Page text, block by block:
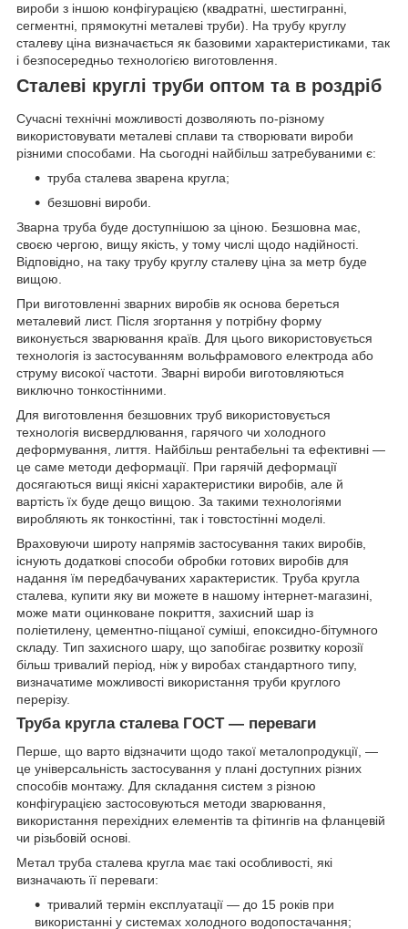
вироби з іншою конфігурацією (квадратні, шестигранні,
сегментні, прямокутні металеві труби). На трубу круглу
сталеву ціна визначається як базовими характеристиками, так
і безпосередньо технологією виготовлення.
Сталеві круглі труби оптом та в роздріб
Сучасні технічні можливості дозволяють по-різному
використовувати металеві сплави та створювати вироби
різними способами. На сьогодні найбільш затребуваними є:
труба сталева зварена кругла;
безшовні вироби.
Зварна труба буде доступнішою за ціною. Безшовна має,
своєю чергою, вищу якість, у тому числі щодо надійності.
Відповідно, на таку трубу круглу сталеву ціна за метр буде
вищою.
При виготовленні зварних виробів як основа береться
металевий лист. Після згортання у потрібну форму
виконується зварювання країв. Для цього використовується
технологія із застосуванням вольфрамового електрода або
струму високої частоти. Зварні вироби виготовляються
виключно тонкостінними.
Для виготовлення безшовних труб використовується
технологія висвердлювання, гарячого чи холодного
деформування, лиття. Найбільш рентабельні та ефективні —
це саме методи деформації. При гарячій деформації
досягаються вищі якісні характеристики виробів, але й
вартість їх буде дещо вищою. За такими технологіями
виробляють як тонкостінні, так і товстостінні моделі.
Враховуючи широту напрямів застосування таких виробів,
існують додаткові способи обробки готових виробів для
надання їм передбачуваних характеристик. Труба кругла
сталева, купити яку ви можете в нашому інтернет-магазині,
може мати оцинковане покриття, захисний шар із
поліетилену, цементно-піщаної суміші, епоксидно-бітумного
складу. Тип захисного шару, що запобігає розвитку корозії
більш тривалий період, ніж у виробах стандартного типу,
визначатиме можливості використання труби круглого
перерізу.
Труба кругла сталева ГОСТ — переваги
Перше, що варто відзначити щодо такої металопродукції, —
це універсальність застосування у плані доступних різних
способів монтажу. Для складання систем з різною
конфігурацією застосовуються методи зварювання,
використання перехідних елементів та фітингів на фланцевій
чи різьбовій основі.
Метал труба сталева кругла має такі особливості, які
визначають її переваги:
тривалий термін експлуатації — до 15 років при
використанні у системах холодного водопостачання;